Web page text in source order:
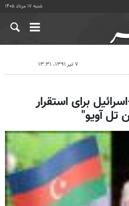
شنبه ۱۷ مرداد ۱۴۰۵
۷ تیر ۱۳۹۱، ۱۳:۳۱
برای استقرار
تل آویو"